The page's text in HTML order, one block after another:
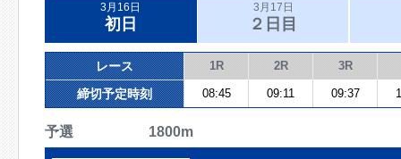
3月16日
初日
3月17日
２日目
レース 1R 2R 3R
締切予定時刻 08:45 09:11 09:37
予選 1800m